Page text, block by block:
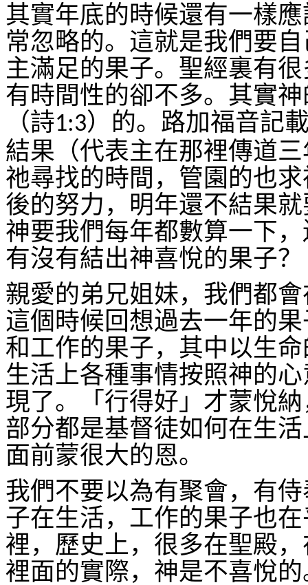
其實年底的時候還有一樣
常忽略的。這就是我們要
主滿足的果子。聖經裏有
有時間性的卻不多。其實
（詩1:3）的。路加福音記
結果（代表主在那裡傳道
祂尋找的時間，管園的也
後的努力，明年還不結果
神要我們每年都數算一下
有沒有結出神喜悅的果子？
親愛的弟兄姐妹，我們都
這個時候回想過去一年的
和工作的果子，其中以生
生活上各種事情按照神的
現了。「行得好」才蒙悅
部分都是基督徒如何在生
面前蒙很大的恩。
我們不要以為有聚會，有
子在生活，工作的果子也
裡，歷史上，很多在聖殿
裡面的實際，神是不喜悅